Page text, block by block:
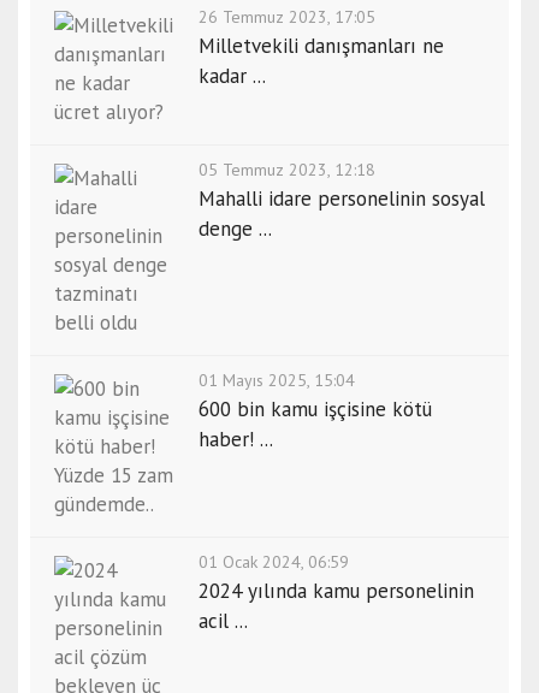
26 Temmuz 2023, 17:05
Milletvekili danışmanları ne
kadar ...
05 Temmuz 2023, 12:18
Mahalli idare personelinin sosyal
denge ...
01 Mayıs 2025, 15:04
600 bin kamu işçisine kötü
haber! ...
01 Ocak 2024, 06:59
2024 yılında kamu personelinin
acil ...